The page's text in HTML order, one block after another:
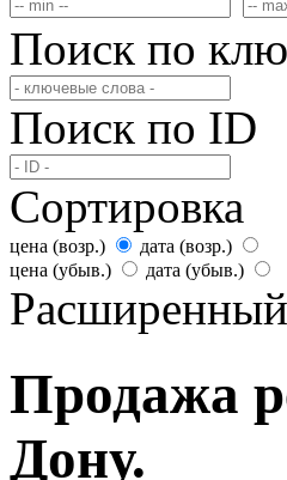
Поиск по
Поиск по ID
Сортировка
цена (возр.)
дата (возр.)
цена (убыв.)
дата (убыв.)
Продажа
Дону.